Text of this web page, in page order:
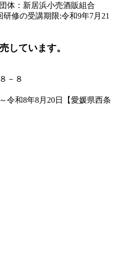
体：新居浜小売酒販組合
修の受講期限:令和9年7月21
しています。
－８
令和8年8月20日【愛媛県西条